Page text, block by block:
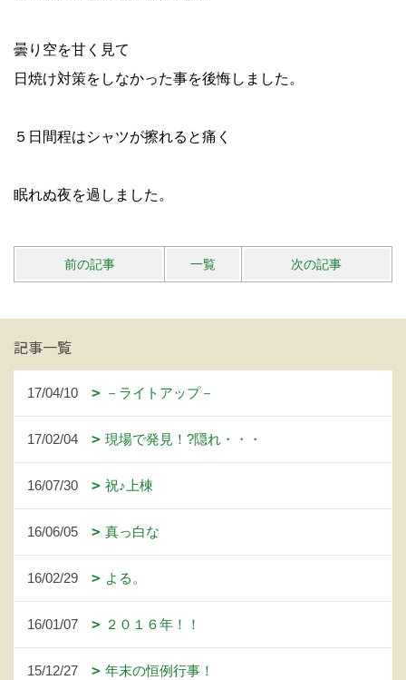
曇り空を甘く見て
日焼け対策をしなかった事を後悔しました。
５日間程はシャツが擦れると痛く
眠れぬ夜を過しました。
前の記事 一覧 次の記事
記事一覧
17/04/10 －ライトアップ－
17/02/04 現場で発見！?隠れ・・・
16/07/30 祝♪上棟
16/06/05 真っ白な
16/02/29 よる。
16/01/07 ２０１６年！！
15/12/27 年末の恒例行事！